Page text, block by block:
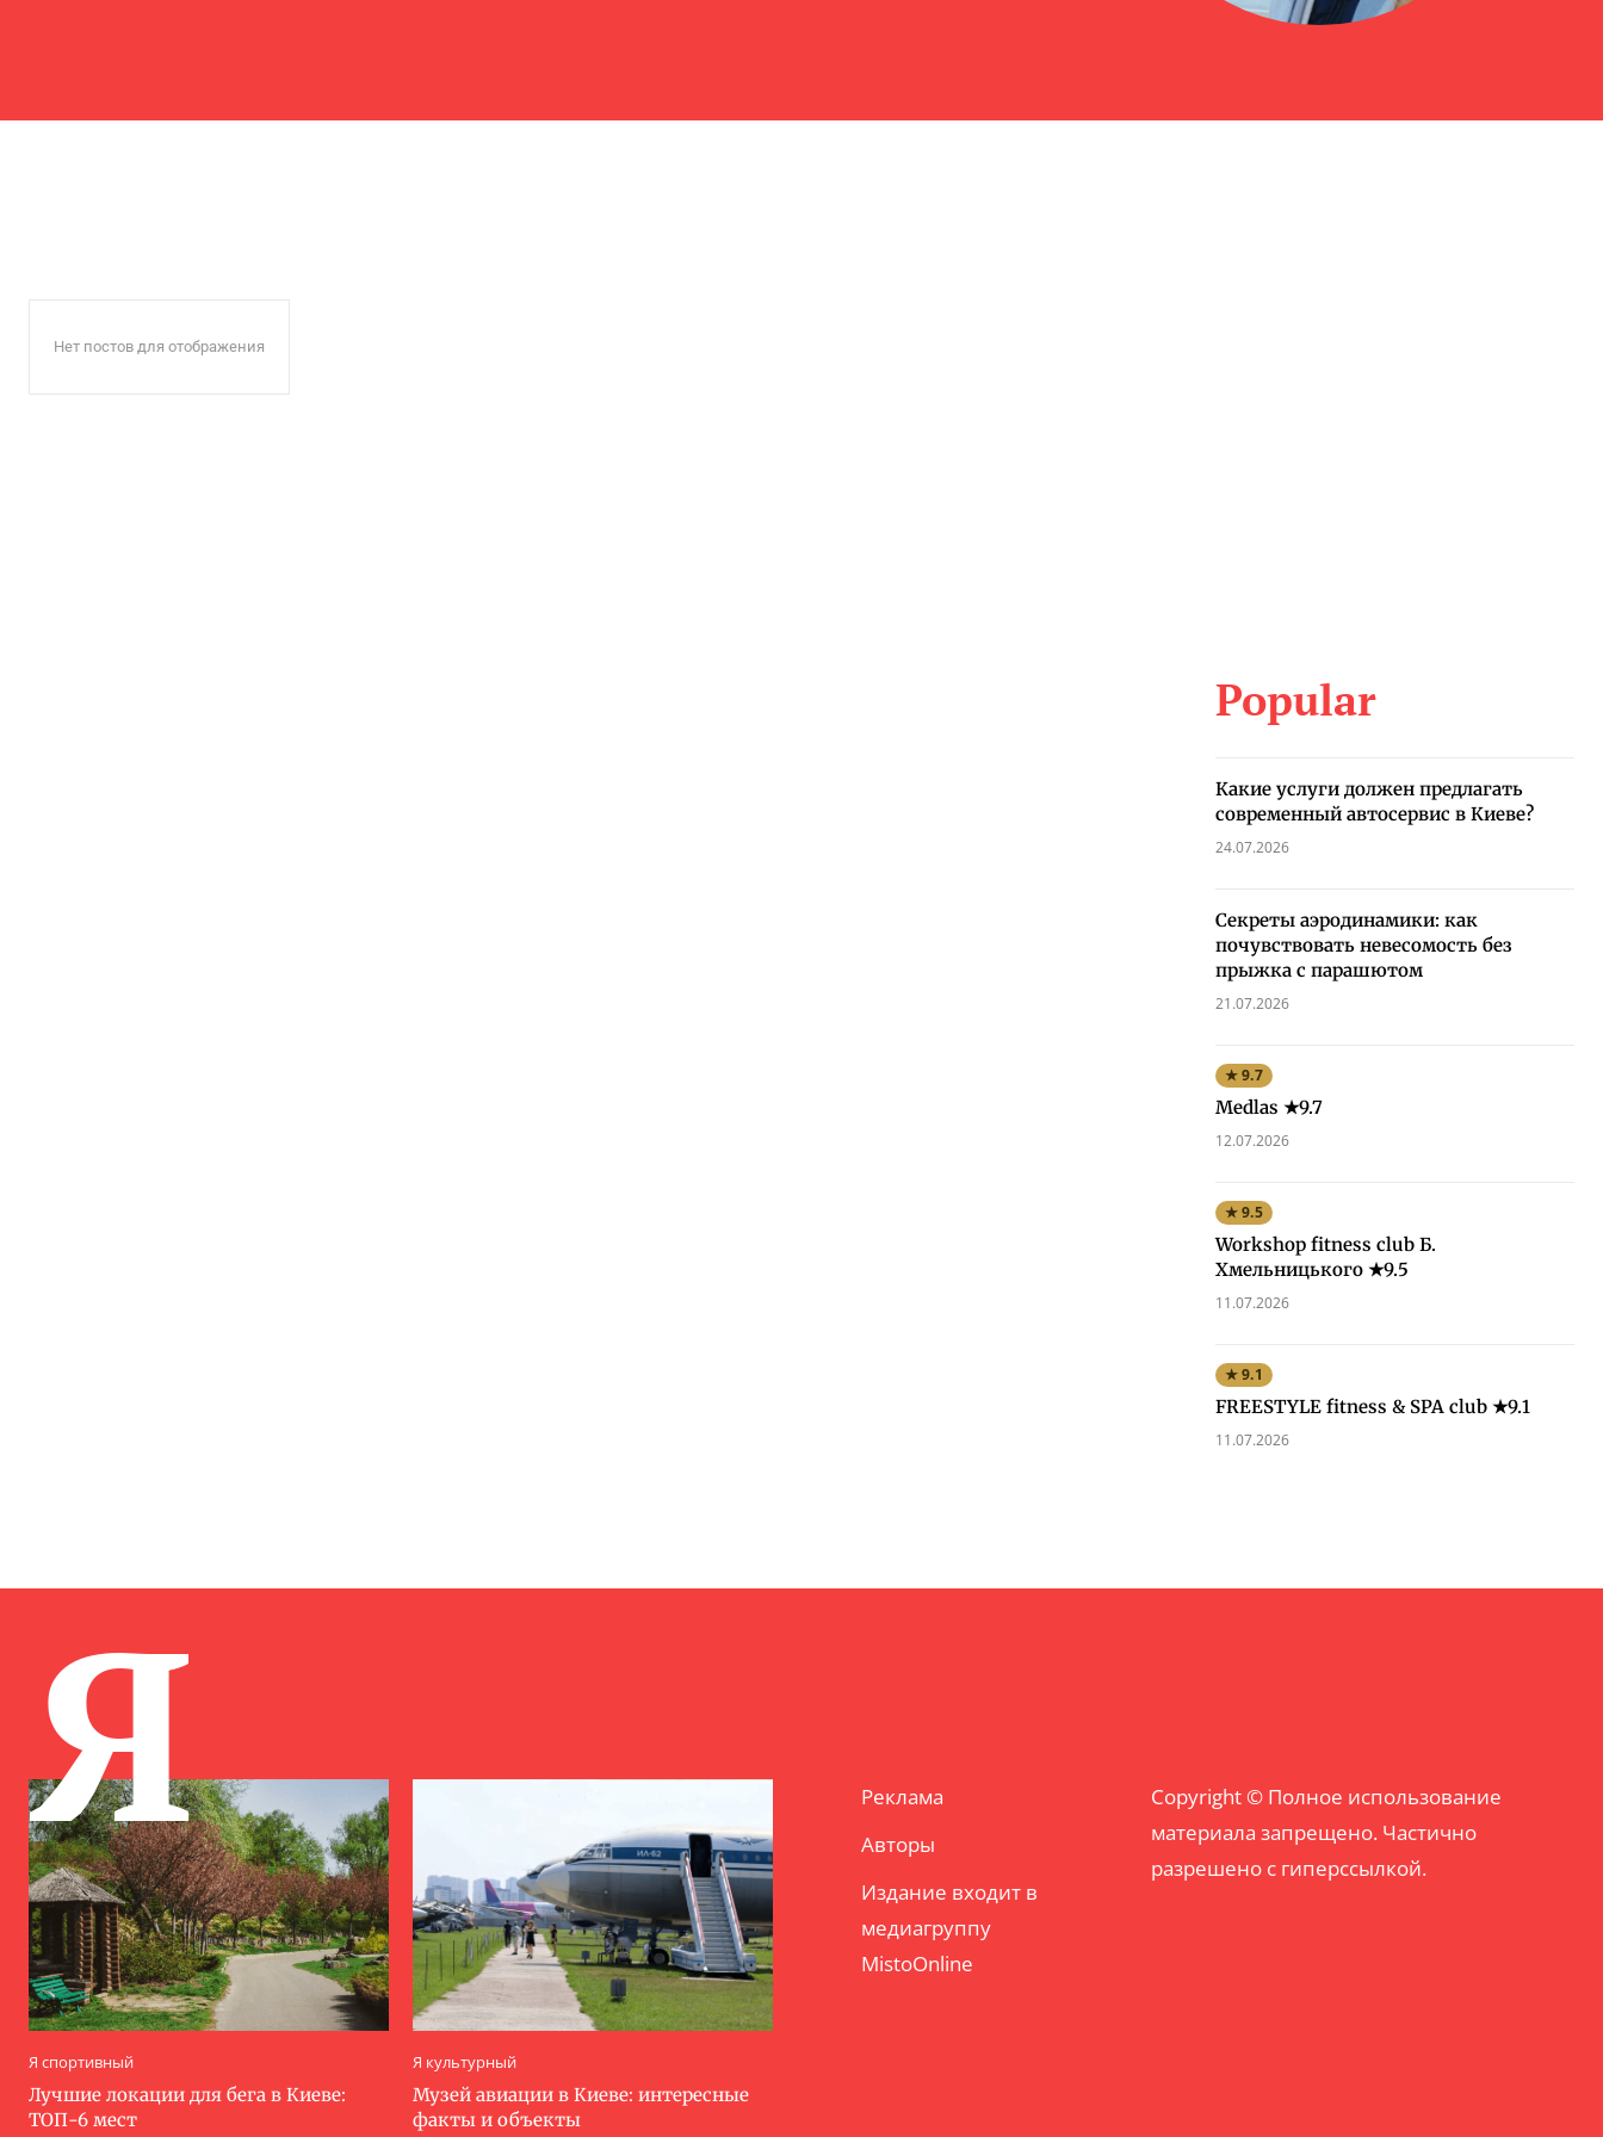
Нет постов для отображения
Popular
Какие услуги должен предлагать
современный автосервис в Киеве?
24.07.2026
Секреты аэродинамики: как
почувствовать невесомость без
прыжка с парашютом
21.07.2026
★ 9.7
Medlas ★9.7
12.07.2026
★ 9.5
Workshop fitness club Б.
Хмельницького ★9.5
11.07.2026
★ 9.1
FREESTYLE fitness & SPA club ★9.1
11.07.2026
Я
Я спортивный
Лучшие локации для бега в Киеве:
ТОП-6 мест
Я культурный
Музей авиации в Киеве: интересные
факты и объекты
Реклама
Авторы
Издание входит в
медиагруппу
MistoOnline
Copyright © Полное использование
материала запрещено. Частично
разрешено с гиперссылкой.